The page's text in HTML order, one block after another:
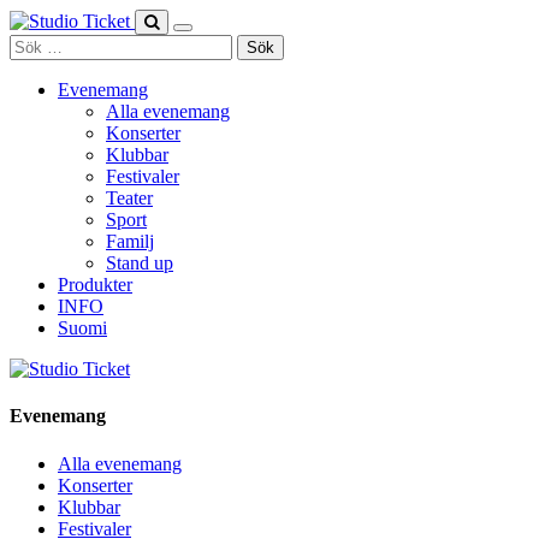
Skip
to
content
Sök
efter:
Evenemang
Alla evenemang
Konserter
Klubbar
Festivaler
Teater
Sport
Familj
Stand up
Produkter
INFO
Suomi
Evenemang
Alla evenemang
Konserter
Klubbar
Festivaler